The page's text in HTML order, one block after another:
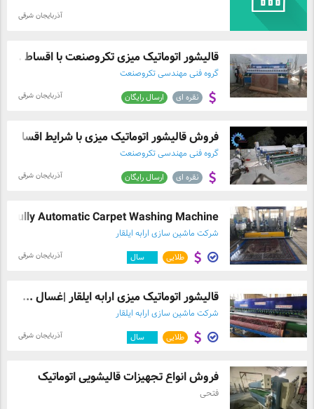
آذربایجان شرقی
قالیشور اتوماتیک میزی تکروصنعت با اقساط ...
گروه فنی مهندسی تکروصنعت
نقره ای ارسال رایگان آذربایجان شرقی
فروش قالیشور اتوماتیک میزی با شرایط اقسا ...
گروه فنی مهندسی تکروصنعت
نقره ای ارسال رایگان آذربایجان شرقی
Fully Automatic Carpet Washing Machine
شرکت ماشین سازی ارابه ایلقار
طلایی سال آذربایجان شرقی
قالیشور اتوماتیک میزی ارابه ایلقار |غسال ...
شرکت ماشین سازی ارابه ایلقار
طلایی سال آذربایجان شرقی
فروش انواع تجهیزات قالیشویی اتوماتیک
فتحی